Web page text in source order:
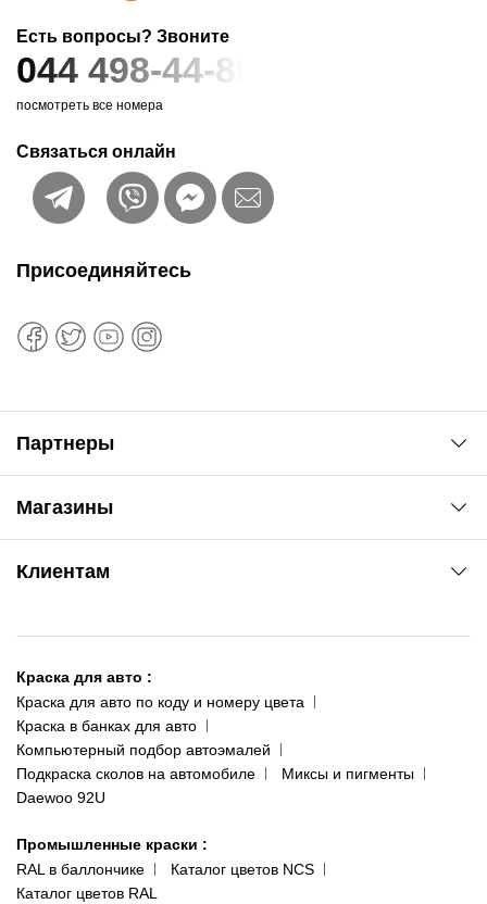
Есть вопросы? Звоните
044 498-44-89
посмотреть все номера
Связаться онлайн
Магазины
ул. Рабочая, 2-а
093 611-39-23
(ориентир: Интайм №40)
Одесса
пр-т Акад. Глушко, 29
066 554-97-70
Клиентам
Доставка и оплата
Сотрудничество
Наши публикации
Публичная оферта
Политика конфиденциальности
Присоединяйтесь
Партнеры
Сервис колористам
Краска для авто :
Краска для авто по коду и номеру цвета
Краска в банках для авто
Компьютерный подбор автоэмалей
Подкраска сколов на автомобиле
Миксы и пигменты
Daewoo 92U
Промышленные краски :
RAL в баллончике
Каталог цветов NCS
Каталог цветов RAL